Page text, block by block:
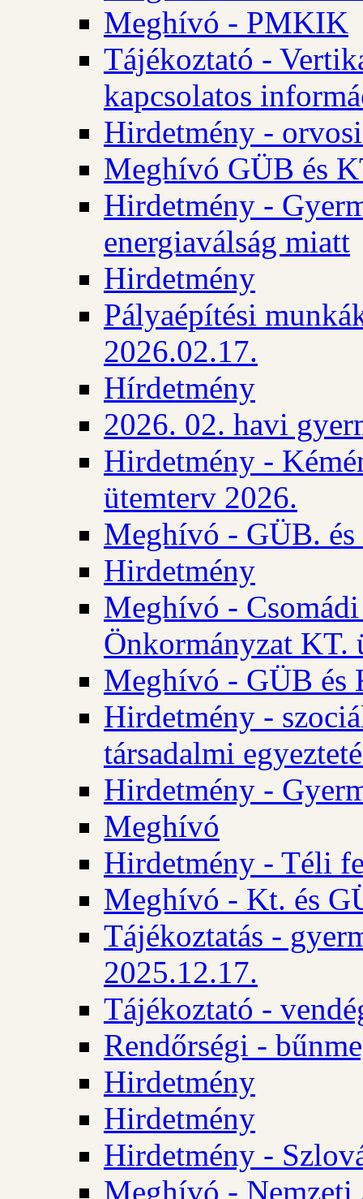
Meghívó - PMKIK
Tájékoztató -
kapcsolatos
Hirdetmény -
Meghívó GÜB és
Hirdetmény -
energiaválság miatt
Hirdetmény
Pályaépítési
2026.02.17.
Hírdetmény
2026. 02. havi
Hirdetmény -
ütemterv 2026.
Meghívó - GÜB.
Hirdetmény
Meghívó -
Önkormányzat KT.
Meghívó - GÜB és
Hirdetmény -
társadalmi
Hirdetmény -
Meghívó
Hirdetmény - Téli
Meghívó - Kt. és
Tájékoztatás -
2025.12.17.
Tájékoztató -
Rendőrségi -
Hirdetmény
Hirdetmény
Hirdetmény -
Meghívó - Nemzeti